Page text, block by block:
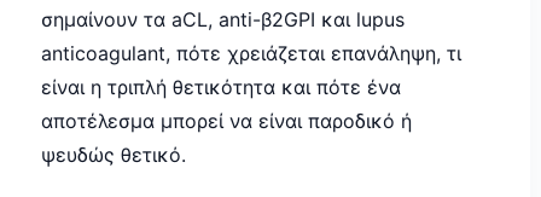
σημαίνουν τα aCL, anti-β2GPI και lupus
anticoagulant, πότε χρειάζεται επανάληψη, τι
είναι η τριπλή θετικότητα και πότε ένα
αποτέλεσμα μπορεί να είναι παροδικό ή
ψευδώς θετικό.